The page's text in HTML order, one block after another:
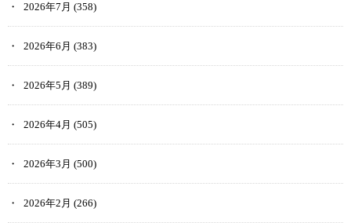
Coincheck（コインチェック）の口座が開設できた時点で、ほぼ
Coincheck NFTを利用する準備はできています。
ット）を連携していきましょう。
2026年7月 (358)
2026年6月 (383)
2026年5月 (389)
2026年4月 (505)
2026年3月 (500)
2026年2月 (266)